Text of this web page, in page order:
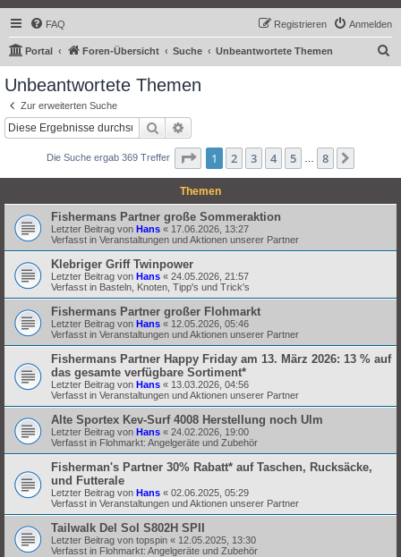
FAQ Anmelden
Registrieren
Portal Foren-Übersicht Suche Unbeantwortete Themen
Unbeantwortete Themen
Zur erweiterten Suche
Suche
Die Suche ergab 369 Treffer Seite 1von
1 2 3 4 5 8
Themen
Fishermans Partner große Sommeraktion
Letzter Beitrag von Hans « 17.06.2026, 13:27
Verfasst in Veranstaltungen und Aktionen unserer Partner
Klebriger Griff Twinpower
Letzter Beitrag von Hans « 24.05.2026, 21:57
Verfasst in Basteln, Knoten, Tipp's und Trick's
Fishermans Partner großer Flohmarkt
Letzter Beitrag von Hans « 12.05.2026, 05:46
Verfasst in Veranstaltungen und Aktionen unserer Partner
Fishermans Partner Happy Friday am 13. März 2026: 13 % auf
das gesamte verfügbare Sortiment*
Letzter Beitrag von Hans « 13.03.2026, 04:56
Verfasst in Veranstaltungen und Aktionen unserer Partner
Alte Sportex Kev-Surf 4008 Herstellung noch Ulm
Letzter Beitrag von Hans « 24.02.2026, 19:00
Verfasst in Flohmarkt: Angelgeräte und Zubehör
Fisherman's Partner 30% Rabatt* auf Taschen, Rucksäcke,
und Futterale
Letzter Beitrag von Hans « 02.06.2025, 05:29
Verfasst in Veranstaltungen und Aktionen unserer Partner
Tailwalk Del Sol S802H SPII
Letzter Beitrag von topspin « 12.05.2025, 13:30
Verfasst in Flohmarkt: Angelgeräte und Zubehör